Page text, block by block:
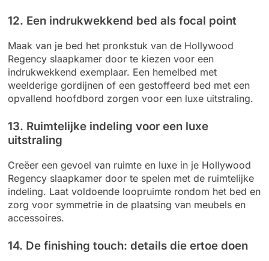
12. Een indrukwekkend bed als focal point
Maak van je bed het pronkstuk van de Hollywood
Regency slaapkamer door te kiezen voor een
indrukwekkend exemplaar. Een hemelbed met
weelderige gordijnen of een gestoffeerd bed met een
opvallend hoofdbord zorgen voor een luxe uitstraling.
13. Ruimtelijke indeling voor een luxe
uitstraling
Creëer een gevoel van ruimte en luxe in je Hollywood
Regency slaapkamer door te spelen met de ruimtelijke
indeling. Laat voldoende loopruimte rondom het bed en
zorg voor symmetrie in de plaatsing van meubels en
accessoires.
14. De finishing touch: details die ertoe doen